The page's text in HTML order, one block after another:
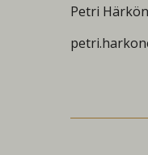
Petri